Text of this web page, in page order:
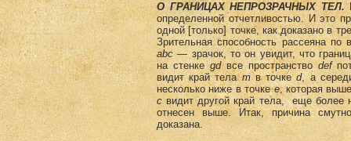
О ГРАНИЦАХ НЕПРОЗРАЧНЫХ ТЕЛ.
определенной отчетливостью. И это
одной [только] точке, как доказано в
Зрительная способность рассеяна по
аbс— зрачок, то он увидит, что
на стенкеgdвсе пространство def
видит край телаmв точкеd, a
несколько ниже в точкее, которая
с видит другой край тела, еще более
отнесен выше. Итак, причина
доказана.